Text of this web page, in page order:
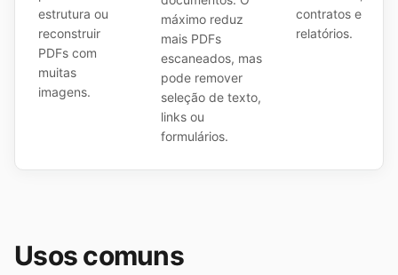
estrutura ou
reconstruir
PDFs com
muitas
imagens.
máximo reduz
mais PDFs
escaneados, mas
pode remover
seleção de texto,
links ou
formulários.
contratos e
relatórios.
Usos comuns